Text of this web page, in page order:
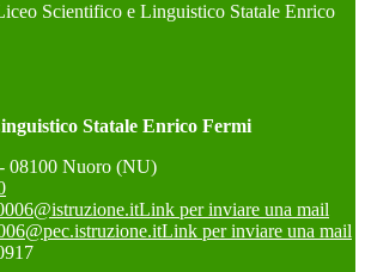
Scientifico e Linguistico Statale Enrico
Statale Enrico Fermi
08100 Nuoro (NU)
Link per inviare una mail
Link per inviare una mail